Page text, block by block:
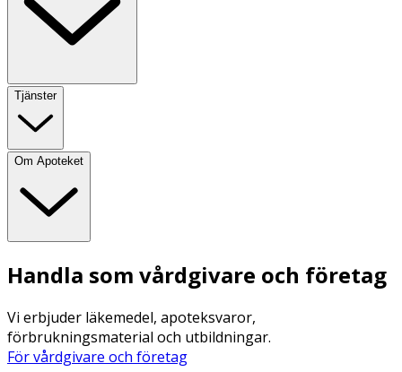
Tjänster
Om Apoteket
Handla som vårdgivare och företag
Vi erbjuder läkemedel, apoteksvaror,
förbrukningsmaterial och utbildningar.
För vårdgivare och företag